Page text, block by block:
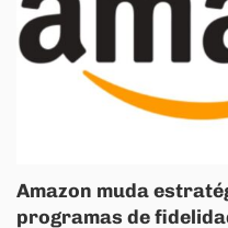
Amazon muda
programas de